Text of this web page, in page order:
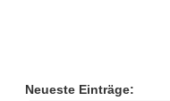
Neueste Einträge: